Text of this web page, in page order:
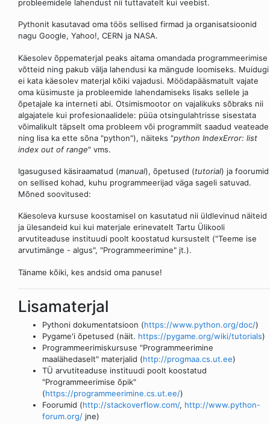
probleemidele lahendust nii tuttavatelt kui veebist.
Pythonit kasutavad oma töös sellised firmad ja organisatsioonid
nagu Google, Yahoo!, CERN ja NASA.
Käesolev õppematerjal peaks aitama omandada programmeerimise
võtteid ning pakub välja lahendusi ka mängude loomiseks. Muidugi
ei kata käesolev materjal kõiki vajadusi. Möödapääsmatult vajate
oma küsimuste ja probleemide lahendamiseks lisaks sellele ja
õpetajale ka interneti abi. Otsimismootor on vajalikuks sõbraks nii
algajatele kui profesionaalidele: püüa otsingulahtrisse sisestata
võimalikult täpselt oma probleem või programmilt saadud veateade
ning lisa ka ette sõna "python"), näiteks "python IndexError: list
index out of range" vms.
Igasugused käsiraamatud (manual), õpetused (tutorial) ja foorumid
on sellised kohad, kuhu programmeerijad väga sageli satuvad.
Mõned soovitused:
Käesoleva kursuse koostamisel on kasutatud nii üldlevinud näiteid
ja ülesandeid kui kui materjale erinevatelt Tartu Ülikooli
arvutiteaduse instituudi poolt koostatud kursustelt ("Teeme ise
arvutimänge - algus", "Programmeerimine" jt.).
Täname kõiki, kes andsid oma panuse!
Lisamaterjal
Pythoni dokumentatsioon (https://www.python.org/doc/)
Pygame'i õpetused (näit. https://pygame.org/wiki/tutorials)
Programmeerimiskursuse "Programmeerimine
maalähedaselt" materjalid (http://progmaa.cs.ut.ee)
TÜ arvutiteaduse instituudi poolt koostatud
"Programmeerimise õpik"
(https://programmeerimine.cs.ut.ee/)
Foorumid (http://stackoverflow.com/, http://www.python-
forum.org/ jne)